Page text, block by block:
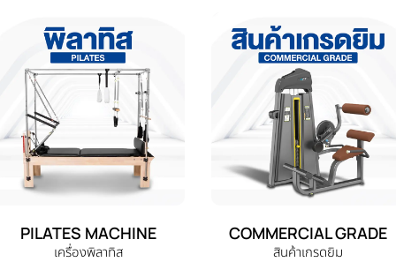
PILATES MACHINE
เครื่องพิลาทิส
COMMERCIAL GRADE
สินค้าเกรดยิม